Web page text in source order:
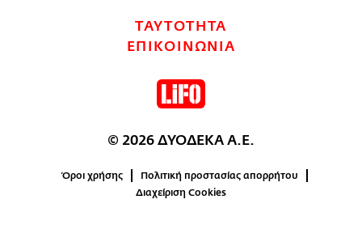
ΤΑΥΤΟΤΗΤΑ
ΕΠΙΚΟΙΝΩΝΙΑ
© 2026 ΔΥΟΔΕΚΑ Α.Ε.
Όροι χρήσης
Πολιτική προστασίας απορρήτου
Διαχείριση Cookies